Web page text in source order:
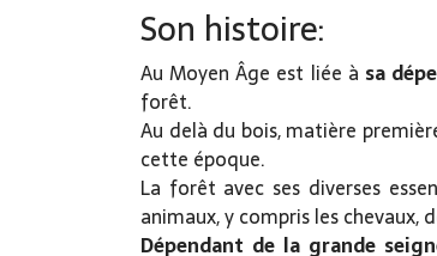
Son histoire:
Au Moyen Âge est liée à sa
forêt.
Au delà du bois, matière
cette époque.
La forêt avec ses diverses
animaux, y compris les chevaux,
Dépendant de la grande